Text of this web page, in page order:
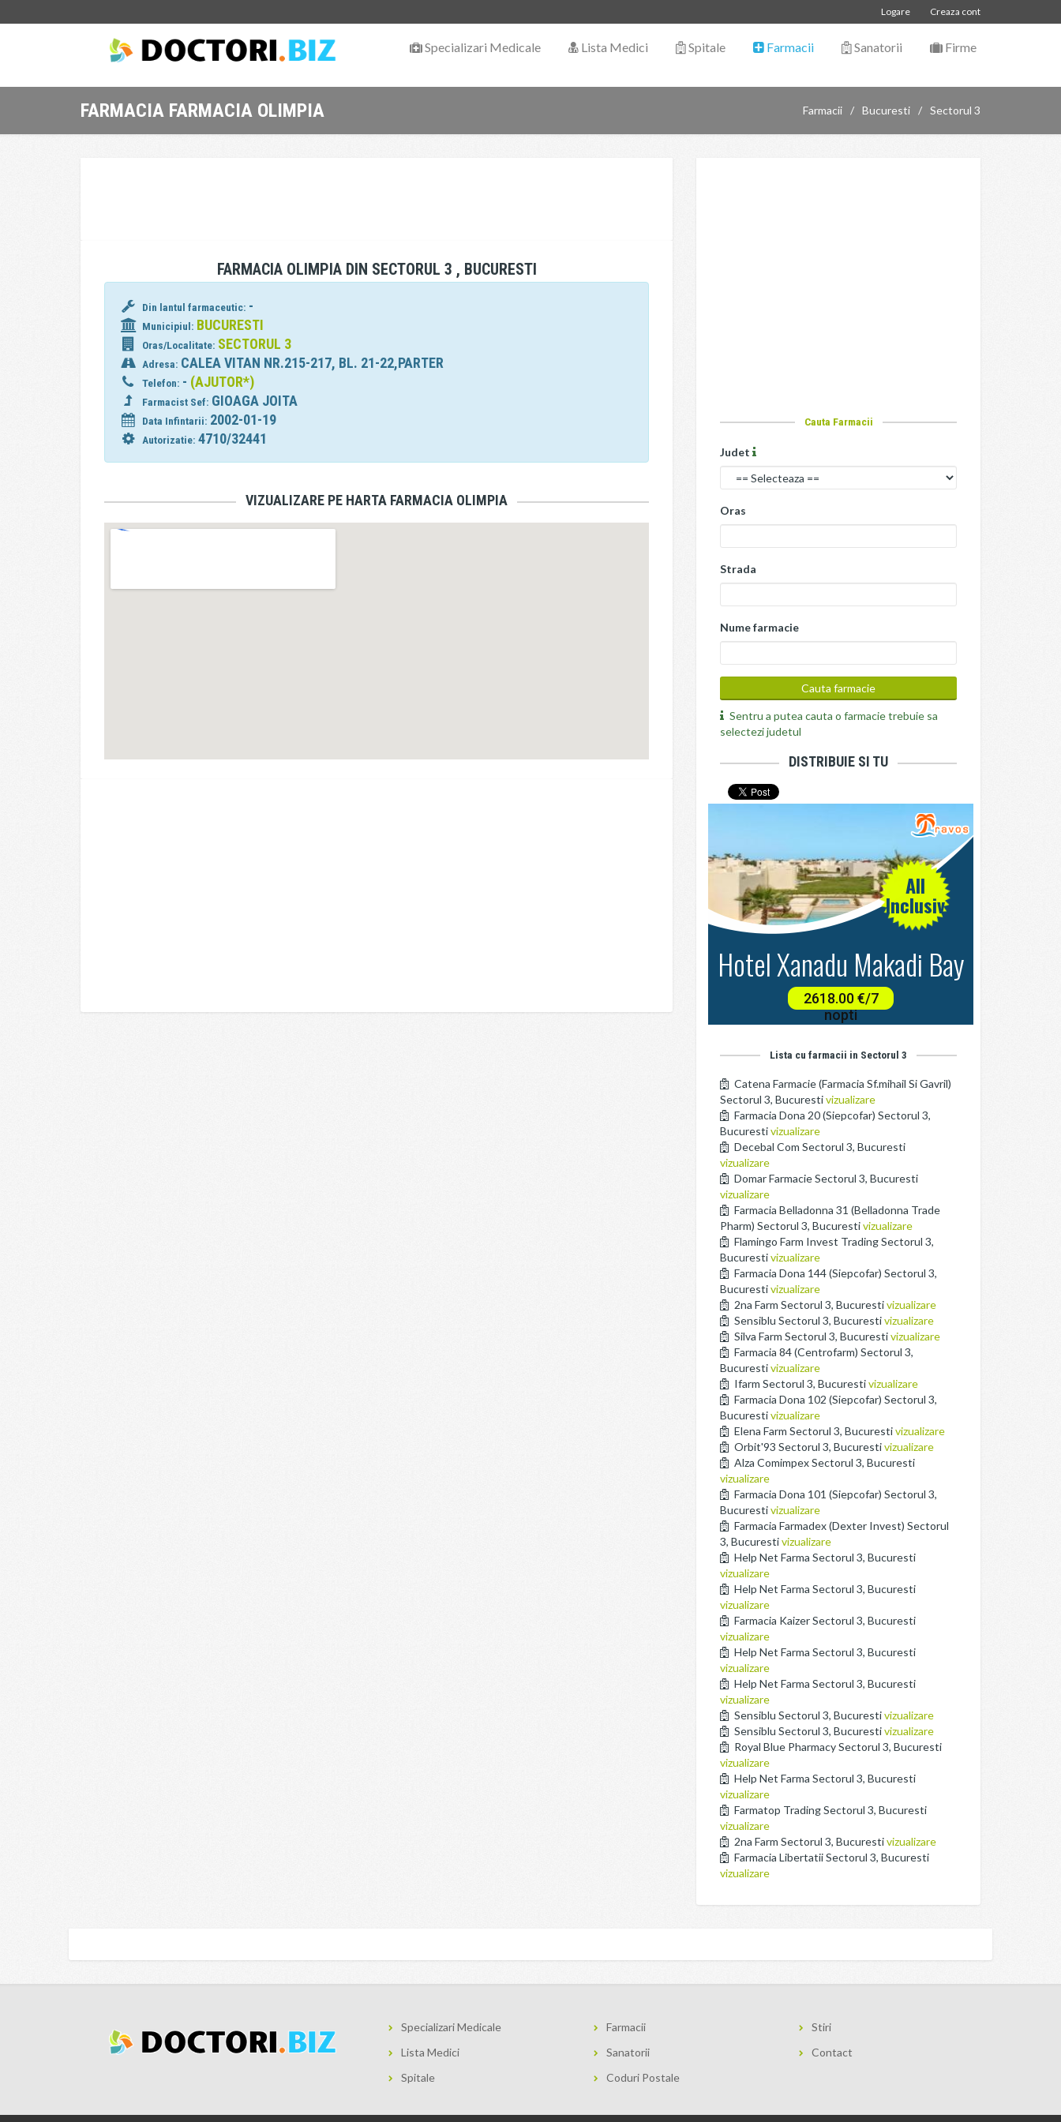
Creaza cont
Logare
Specializari Medicale Lista Medici Spitale Farmacii Sanatorii Firme
FARMACIA FARMACIA OLIMPIA Farmacii Bucuresti Sectorul 3
FARMACIA OLIMPIA DIN SECTORUL 3 , BUCURESTI
Din lantul farmaceutic: -
Municipiul: BUCURESTI
Oras/Localitate: SECTORUL 3
Adresa: CALEA VITAN NR.215-217, BL. 21-22,PARTER
Telefon: - (AJUTOR*)
Farmacist Sef: GIOAGA JOITA
Data Infintarii: 2002-01-19
Autorizatie:4710/32441
VIZUALIZARE PE HARTA FARMACIA OLIMPIA
Cauta Farmacii
Judet
Oras
Strada
Nume farmacie
Sentru a putea cauta o farmacie trebuie sa
selectezi judetul
DISTRIBUIE SI TU
Lista cu farmacii in Sectorul 3
Catena Farmacie (Farmacia Sf.mihail Si Gavril)
Sectorul 3, Bucurestivizualizare
Farmacia Dona 20 (Siepcofar) Sectorul 3,
Bucurestivizualizare
Decebal Com Sectorul 3, Bucuresti
vizualizare
Domar Farmacie Sectorul 3, Bucuresti
vizualizare
Farmacia Belladonna 31 (Belladonna Trade
Pharm) Sectorul 3, Bucurestivizualizare
Flamingo Farm Invest Trading Sectorul 3,
Bucurestivizualizare
Farmacia Dona 144 (Siepcofar) Sectorul 3,
Bucurestivizualizare
2na Farm Sectorul 3, Bucurestivizualizare
Sensiblu Sectorul 3, Bucurestivizualizare
Silva Farm Sectorul 3, Bucurestivizualizare
Farmacia 84 (Centrofarm) Sectorul 3,
Bucurestivizualizare
Ifarm Sectorul 3, Bucurestivizualizare
Farmacia Dona 102 (Siepcofar) Sectorul 3,
Bucurestivizualizare
Elena Farm Sectorul 3, Bucurestivizualizare
Orbit'93 Sectorul 3, Bucurestivizualizare
Alza Comimpex Sectorul 3, Bucuresti
vizualizare
Farmacia Dona 101 (Siepcofar) Sectorul 3,
Bucurestivizualizare
Farmacia Farmadex (Dexter Invest) Sectorul
3, Bucurestivizualizare
Help Net Farma Sectorul 3, Bucuresti
vizualizare
Help Net Farma Sectorul 3, Bucuresti
vizualizare
Farmacia Kaizer Sectorul 3, Bucuresti
vizualizare
Help Net Farma Sectorul 3, Bucuresti
vizualizare
Help Net Farma Sectorul 3, Bucuresti
vizualizare
Sensiblu Sectorul 3, Bucurestivizualizare
Sensiblu Sectorul 3, Bucurestivizualizare
Royal Blue Pharmacy Sectorul 3, Bucuresti
vizualizare
Help Net Farma Sectorul 3, Bucuresti
vizualizare
Farmatop Trading Sectorul 3, Bucuresti
vizualizare
2na Farm Sectorul 3, Bucurestivizualizare
Farmacia Libertatii Sectorul 3, Bucuresti
vizualizare
Specializari Medicale
Lista Medici
Spitale
Farmacii
Sanatorii
Coduri Postale
Stiri
Contact